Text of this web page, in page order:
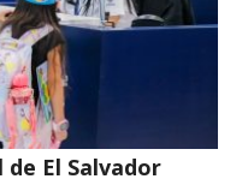
El Salvador